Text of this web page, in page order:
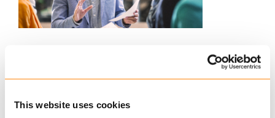
This website uses cookies
Nieuwe DORA-wetgeving
Ontwikkelingen wettelijk kader digitale